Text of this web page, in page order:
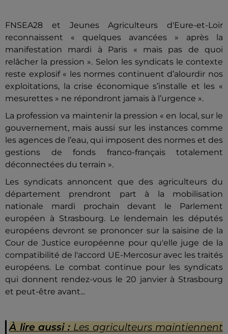
FNSEA28 et Jeunes Agriculteurs d'Eure-et-Loir
reconnaissent « quelques avancées » après la
manifestation mardi à Paris « mais pas de quoi
relâcher la pression ». Selon les syndicats le contexte
reste explosif « les normes continuent d’alourdir nos
exploitations, la crise économique s’installe et les «
mesurettes » ne répondront jamais à l’urgence ».
La profession va maintenir la pression « en local, sur le
gouvernement, mais aussi sur les instances comme
les agences de l’eau, qui imposent des normes et des
gestions de fonds franco-français totalement
déconnectées du terrain ».
Les syndicats annoncent que des agriculteurs du
département prendront part à la mobilisation
nationale mardi prochain devant le Parlement
européen à Strasbourg. Le lendemain les députés
européens devront se prononcer sur la saisine de la
Cour de Justice européenne pour qu'elle juge de la
compatibilité de l'accord UE-Mercosur avec les traités
européens. Le combat continue pour les syndicats
qui donnent rendez-vous le 20 janvier à Strasbourg
et peut-être avant...
À lire aussi : Les agriculteurs maintiennent